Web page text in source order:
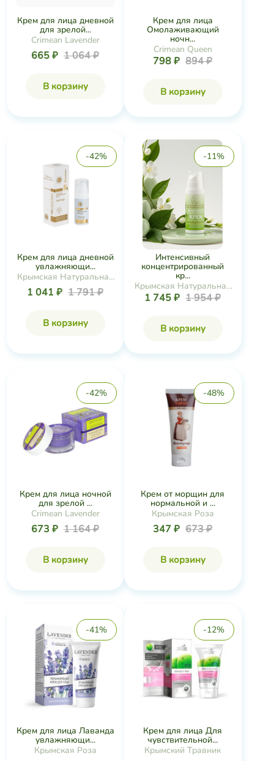
Крем для лица дневной
для зрелой...
Crimean Lavender
665 ₽ 1 064 ₽
В корзину
Крем для лица
Омолаживающий
ночн...
Crimean Queen
798 ₽ 894 ₽
В корзину
-42%
Крем для лица дневной
увлажняющи...
Крымская Натуральная
Коллекция
1 041 ₽ 1 791 ₽
В корзину
-11%
Интенсивный
концентрированный
кр...
Крымская Натуральная
Коллекция
1 745 ₽ 1 954 ₽
В корзину
-42%
Крем для лица ночной
для зрелой ...
Crimean Lavender
673 ₽ 1 164 ₽
В корзину
-48%
Крем от морщин для
нормальной и ...
Крымская Роза
347 ₽ 673 ₽
В корзину
-41%
Крем для лица Лаванда
увлажняющи...
Крымская Роза
-12%
Крем для лица Для
чувствительной...
Крымский Травник